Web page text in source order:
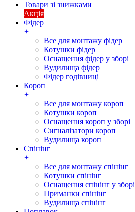
Товари зі знижками
Акція
Фідер
+
Все для монтажу фідер
Котушки фідер
Оснащення фідер у зборі
Вудилища фідер
Фідер годівниці
Короп
+
Все для монтажу короп
Котушки короп
Оснащення короп у зборі
Сигналізатори короп
Вудилища короп
Спінінг
+
Все для монтажу спінінг
Котушки спінінг
Оснащення спінінг у зборі
Приманки спінінг
Вудилища спінінг